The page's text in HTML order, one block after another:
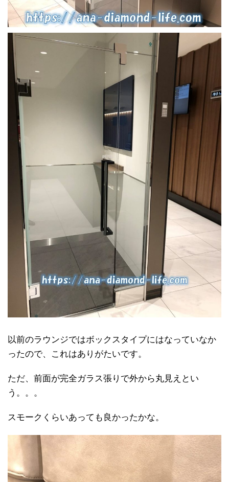
以前のラウンジではボックスタイプにはなっていなか
ったので、これはありがたいです。
ただ、前面が完全ガラス張りで外から丸見えとい
う。。。
スモークくらいあっても良かったかな。